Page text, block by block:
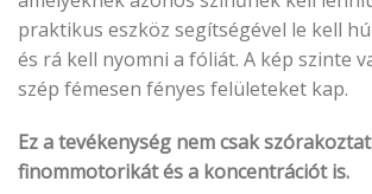
praktikus eszköz segítségével le kell
és rá kell nyomni a fóliát. A kép szinte
szép fémesen fényes felületeket kap.
Ez a tevékenység nem csak
finommotorikát és a koncentrációt is.